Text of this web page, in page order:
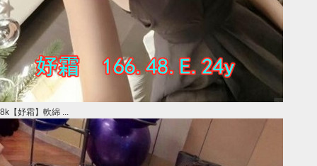
8k【妤霜】軟綿 ...